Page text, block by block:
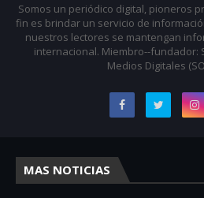
Somos un periódico digital, pioneros
fin es brindar un servicio de
nuestros lectores se mantengan
internacional. Miembro--fundador:
Medios Digitales
MAS NOTICIAS